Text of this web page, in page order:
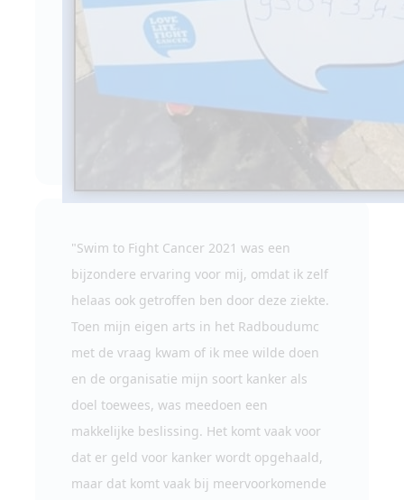
"Swim to Fight Cancer 2021 was een
bijzondere ervaring voor mij, omdat ik zelf
helaas ook getroffen ben door deze ziekte.
Toen mijn eigen arts in het Radboudumc
met de vraag kwam of ik mee wilde doen
en de organisatie mijn soort kanker als
doel toewees, was meedoen een
makkelijke beslissing. Het komt vaak voor
dat er geld voor kanker wordt opgehaald,
maar dat komt vaak bij meervoorkomende